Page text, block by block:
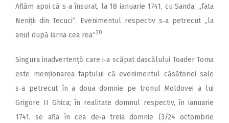
Aflăm apoi că s‑a însurat, la 18 ianuarie 1741, cu Sanda, „fata
Neniții din Tecuci“. Evenimentul respectiv s‑a petrecut „la
anul după iarna cea rea“20.
Singura inadvertență care i‑a scăpat dascălului Toader Toma
este menționarea faptului că evenimentul căsătoriei sale
s‑a petrecut în a doua domnie pe tronul Moldovei a lui
Grigore II Ghica; în realitate domnul respectiv, în ianuarie
1741, se afla în cea de‑a treia domnie (3/24 octombrie